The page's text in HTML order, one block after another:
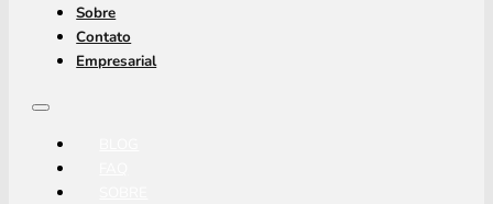
Sobre
Contato
Empresarial